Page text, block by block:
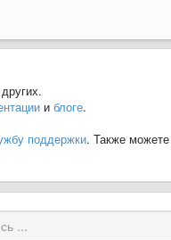
и блоге.
поддержки. Также